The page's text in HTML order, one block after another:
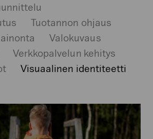
Tuotannon ohjaus
Valokuvaus
Verkkopalvelun kehitys
Visuaalinen identiteetti